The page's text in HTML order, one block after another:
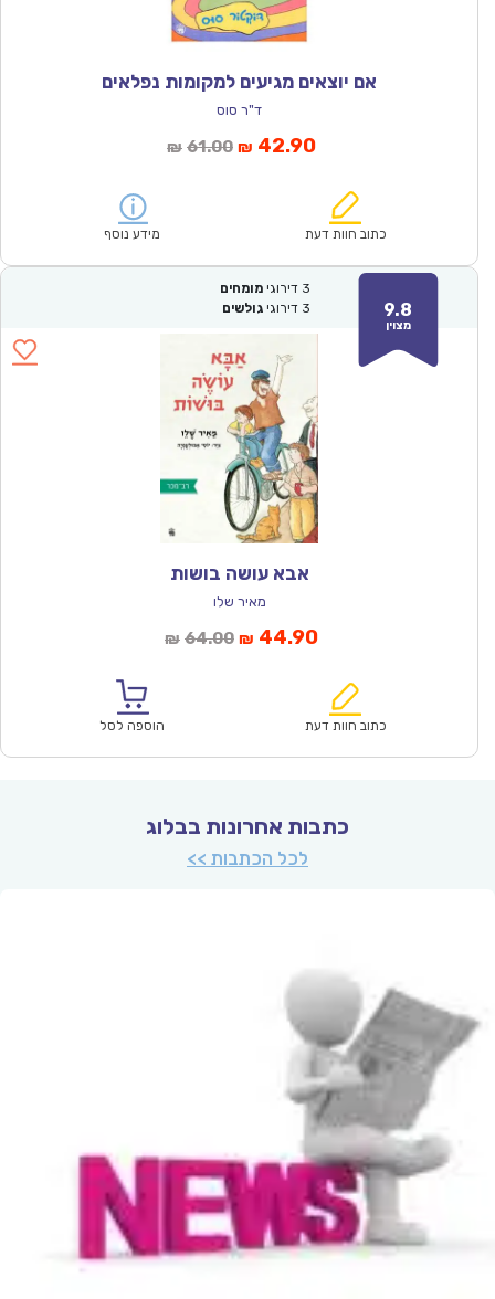
אם יוצאים מגיעים למקומות נפלאים
ד"ר סוס
₪ 61.00המחיר
₪61.00.
₪ 42.90המחיר
הוא:
כתוב חוות דעת מידע נוסף
9.8
מצוין
3 דירוגי מומחים
3 דירוגי גולשים
אבא עושה בושות
מאיר שלו
₪ 64.00המחיר
₪64.00.
₪ 44.90המחיר
הוא:
כתוב חוות דעת הוספה לסל
כתבות אחרונות בבלוג
לכל הכתבות >>